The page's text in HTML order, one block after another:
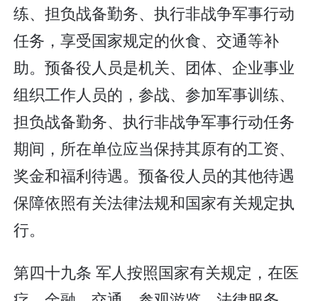
练、担负战备勤务、执行非战争军事行动
任务，享受国家规定的伙食、交通等补
助。预备役人员是机关、团体、企业事业
组织工作人员的，参战、参加军事训练、
担负战备勤务、执行非战争军事行动任务
期间，所在单位应当保持其原有的工资、
奖金和福利待遇。预备役人员的其他待遇
保障依照有关法律法规和国家有关规定执
行。
第四十九条 军人按照国家有关规定，在医